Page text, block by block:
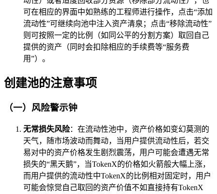
可在相应的界面中如熟练的工程师进行操作，点击“添加
流动性”可继续向池中注入资产清泉；点击“移除流动性”
则可按照一定的比例（如同公平的分割方案）取回自己
提供的资产（同时会扣除相应的手续费等“服务费
用”）。
创建池的注意事项
（一）风险警示钟
无常损失风险：在流动性池中，资产价格如变幻莫测的
天气，随市场波动而舞动，当用户提供流动性后，若交
易对中的资产价格发生剧烈震荡，用户可能会遭遇无常
损失的“黑天鹅”，当TokenX的价格如火箭般大幅上涨，
而用户提供的流动性中TokenX的比例相对固定时，用户
可能会惊觉自己取回的资产价值不如直接持有TokenX